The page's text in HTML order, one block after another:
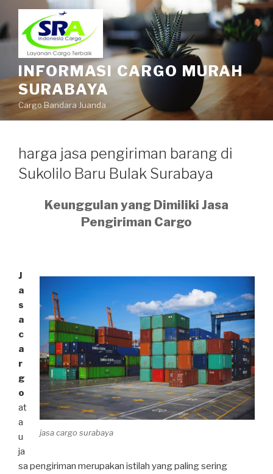
INFORMASI CARGO MURAH
SURABAYA
Cargo Bandara Juanda
harga jasa pengiriman barang di
Sukolilo Baru Bulak Surabaya
Keunggulan yang Dimiliki Jasa
Pengiriman Cargo
jasa cargo surabaya
J
a
s
a
c
a
r
g
o
at
a
u
ja
sa pengiriman merupakan istilah yang paling sering